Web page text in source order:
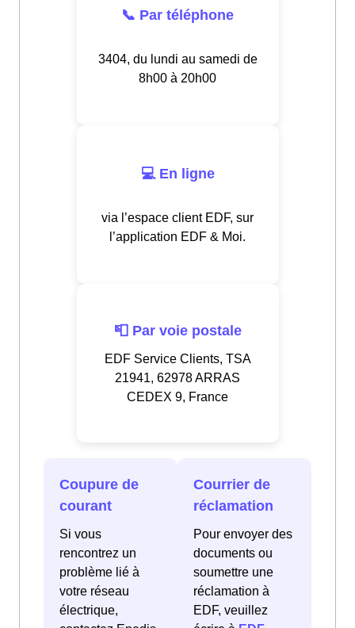
📞 Par téléphone
3404, du lundi au samedi de
8h00 à 20h00
💻 En ligne
via l’espace client EDF, sur
l’application EDF & Moi.
📮 Par voie postale
EDF Service Clients, TSA
21941, 62978 ARRAS
CEDEX 9, France
Coupure de
courant
Si vous
rencontrez un
problème lié à
votre réseau
électrique,
Courrier de
réclamation
Pour envoyer des
documents ou
soumettre une
réclamation à
EDF, veuillez